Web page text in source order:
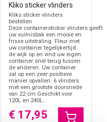
Kliko sticker vlinders
Kliko sticker vlinders
bestellen
Deze containersticker vlinders geeft
uw vuilnisbak een mooie en
frisse uitstraling. Fleur met
uw container tegelijkertijd
de wijk op en vind uw eigen
container snel terug tussen
de anderen. Uw container
zal op een zeer positieve
manier opvallen. 6 vlinders
met een grootste doorsnede
van 22 cm Geschikt voor
120L en 240L...
€ 17,95